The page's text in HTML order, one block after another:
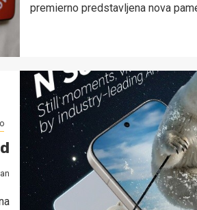
premierno predstavljena nova